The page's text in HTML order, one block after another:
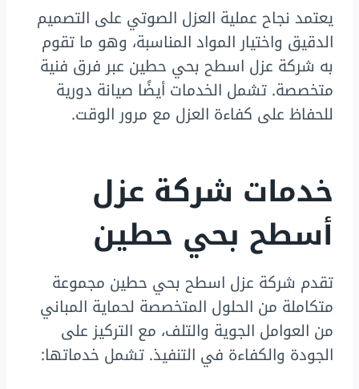
يعتمد نجاح عملية العزل الصوتي على التصميم
الدقيق واختيار المواد المناسبة، وهو ما تقوم
به شركة عزل اسطح بحي حطين عبر فرق فنية
متخصصة. تشمل الخدمات أيضًا صيانة دورية
للحفاظ على كفاءة العزل مع مرور الوقت.
خدمات شركة عزل
أسطح بحي حطين
تقدم شركة عزل اسطح بحي حطين مجموعة
متكاملة من الحلول المتخصصة لحماية المباني
من العوامل الجوية والتلف، مع التركيز على
الجودة والكفاءة في التنفيذ. تشمل خدماتها: